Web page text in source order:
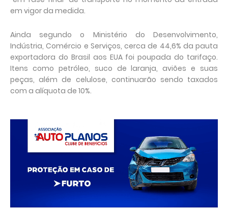
em vigor da medida.
Ainda segundo o Ministério do Desenvolvimento,
Indústria, Comércio e Serviços, cerca de 44,6% da pauta
exportadora do Brasil aos EUA foi poupada do tarifaço.
Itens como petróleo, suco de laranja, aviões e suas
peças, além de celulose, continuarão sendo taxados
com a alíquota de 10%.